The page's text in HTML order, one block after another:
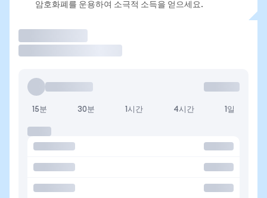
암호화폐를 운용하여 소극적 소득을 얻으세요.
15분 30분 1시간 4시간 1일